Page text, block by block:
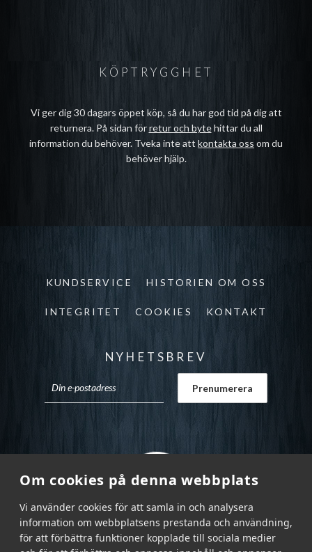
Om cookies på denna webbplats
Vi använder cookies för att samla in och analysera
information om webbplatsens prestanda och användning,
för att förbättra funktioner kopplade till sociala medier
KÖPTRYGGHET
Vi ger dig 30 dagars öppet köp, så du har god tid på dig att
returnera. På sidan förretur och bytehittar du all
information du behöver. Tveka inte att kontakta oss om du
behöver hjälp.
KUNDSERVICE HISTORIEN OM OSS
INTEGRITET COOKIES KONTAKT
NYHETSBREV